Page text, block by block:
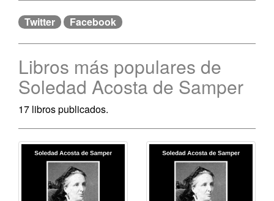
Twitter Facebook
Libros más populares de
Soledad Acosta de Samper
17 libros publicados.